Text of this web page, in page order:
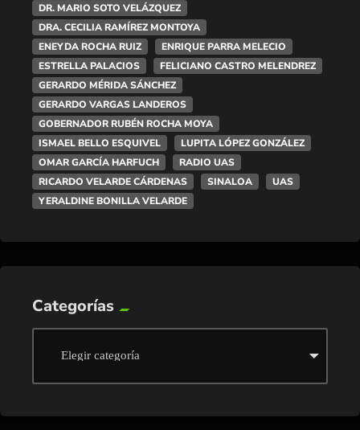
DR. MARIO SOTO VELÁZQUEZ
DRA. CECILIA RAMÍREZ MONTOYA
ENEYDA ROCHA RUIZ
ENRIQUE PARRA MELECIO
ESTRELLA PALACIOS
FELICIANO CASTRO MELENDREZ
GERARDO MÉRIDA SÁNCHEZ
GERARDO VARGAS LANDEROS
GOBERNADOR RUBÉN ROCHA MOYA
ISMAEL BELLO ESQUIVEL
LUPITA LÓPEZ GONZÁLEZ
OMAR GARCÍA HARFUCH
RADIO UAS
RICARDO VELARDE CÁRDENAS
SINALOA
UAS
YERALDINE BONILLA VELARDE
Categorías